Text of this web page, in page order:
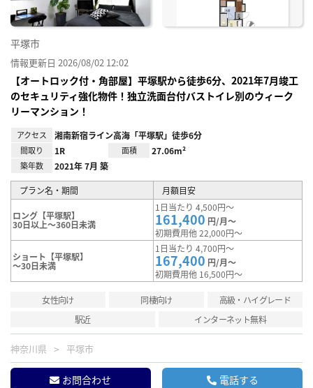
平塚市
情報更新日 2026/08/02 12:02
【オートロック付・角部屋】平塚駅から徒歩6分、2021年7月竣工
のセキュリティ強化物件！独立洗面台付バストイレ別のウィーク
リーマンション！
アクセス 湘南新宿ライン高海「平塚駅」徒歩6分
間取り 1R 面積 27.06m²
築年数 2021年 7月 築
プラン名・期間 月額目安
ロング【平塚駅】
30日以上～360日未満
1日当たり 4,500円～
161,400 円/月～
初期費用他 22,000円～
ショート【平塚駅】
～30日未満
1日当たり 4,700円～
167,400 円/月～
初期費用他 16,500円～
女性向け 同棲向け
高級・ハイグレード
駅近
インターネット無料
神奈川県 平塚市
お問合わせ 電話する